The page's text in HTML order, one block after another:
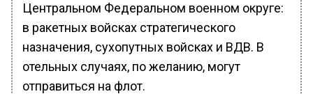
Центральном Федеральном военном округе:
в ракетных войсках стратегического
назначения, сухопутных войсках и ВДВ. В
отельных случаях, по желанию, могут
отправиться на флот.